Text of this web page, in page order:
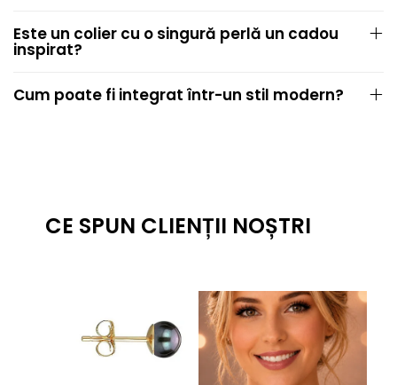
Este un colier cu o singură perlă un cadou
inspirat?
Cum poate fi integrat într-un stil modern?
CE SPUN CLIENȚII NOȘTRI